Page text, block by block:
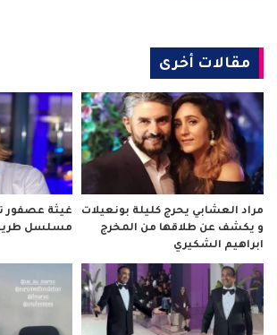
مقالات أخرى
مراد العشابي يحرج كليلة بونعيلات
و يكشف عن طلاقها من المخرج
ابراهيم الشكيري
غيثة عصفور
مسلسل طريق